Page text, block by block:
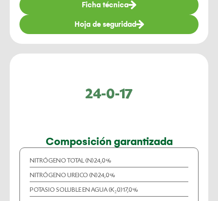
Ficha técnica
Hoja de seguridad
24-0-17
Composición garantizada
NITRÓGENO TOTAL (N)24,0%
NITRÓGENO UREICO (N)24,0%
POTASIO SOLUBLE EN AGUA (K₂0)17,0%